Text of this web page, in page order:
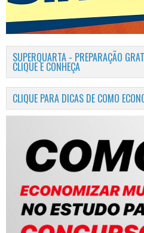
SUPERQUARTA - PREPARAÇÃO
CLIQUE E CONHEÇA
CLIQUE PARA DICAS DE COMO